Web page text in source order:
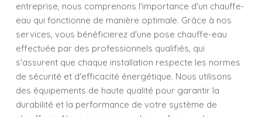
entreprise, nous comprenons l'importance d'un chauffe-
eau qui fonctionne de manière optimale. Grâce à nos
services, vous bénéficierez d'une pose chauffe-eau
effectuée par des professionnels qualifiés, qui
s'assurent que chaque installation respecte les normes
de sécurité et d'efficacité énergétique. Nous utilisons
des équipements de haute qualité pour garantir la
durabilité et la performance de votre système de